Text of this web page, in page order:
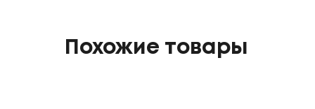
Похожие товары